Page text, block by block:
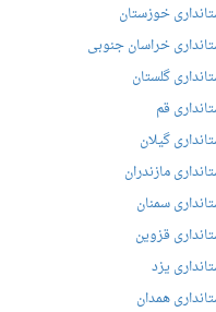
خوزستان
خراسان جنوبی
گلستان
قم
گیلان
مازندران
سمنان
قزوین
یزد
همدان